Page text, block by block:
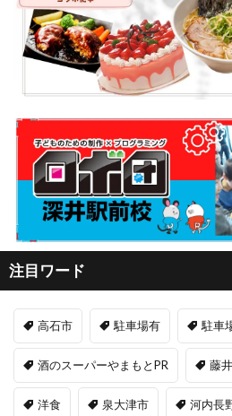
注目ワード
高石市 駐車場有 駐車
酒のスーパーやまもとPR 藤
洋食 泉大津市 河内長